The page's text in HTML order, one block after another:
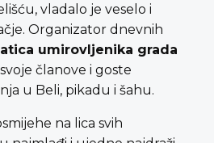
vladalo je veselo i
Organizator dnevnih
umirovljenika grada
članove i goste
u Beli, pikadu i šahu.
na lica svih